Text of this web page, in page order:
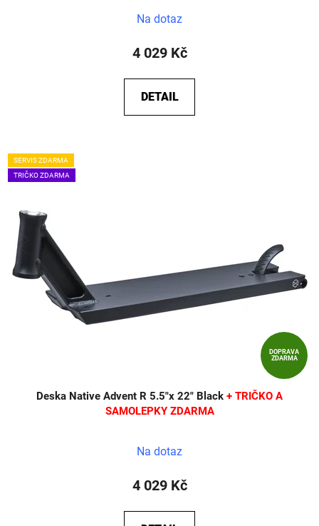
Na dotaz
4 029 Kč
DETAIL
SERVIS ZDARMA
TRIČKO ZDARMA
DOPRAVA
ZDARMA
Deska Native Advent R 5.5"x 22" Black + TRIČKO A
SAMOLEPKY ZDARMA
Na dotaz
4 029 Kč